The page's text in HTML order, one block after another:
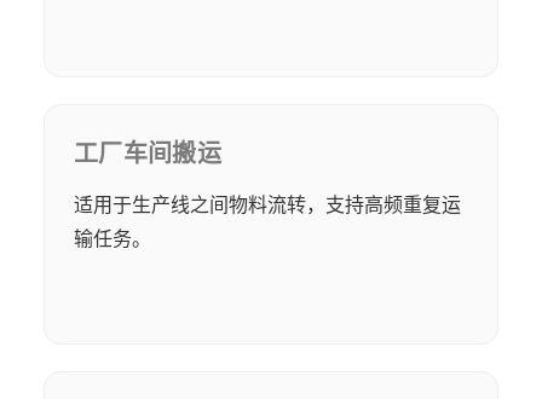
工厂车间搬运
适用于生产线之间物料流转，支持高频重复运
输任务。